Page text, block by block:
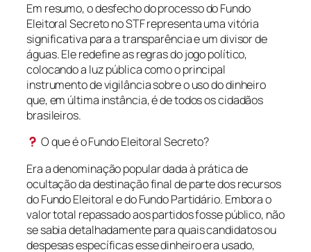
Em resumo, o desfecho do processo do Fundo
Eleitoral Secreto no STF representa uma vitória
significativa para a transparência e um divisor de
águas. Ele redefine as regras do jogo político,
colocando a luz pública como o principal
instrumento de vigilância sobre o uso do dinheiro
que, em última instância, é de todos os cidadãos
brasileiros.
O que é o Fundo Eleitoral Secreto?
Era a denominação popular dada à prática de
ocultação da destinação final de parte dos recursos
do Fundo Eleitoral e do Fundo Partidário. Embora o
valor total repassado aos partidos fosse público, não
se sabia detalhadamente para quais candidatos ou
despesas específicas esse dinheiro era usado,